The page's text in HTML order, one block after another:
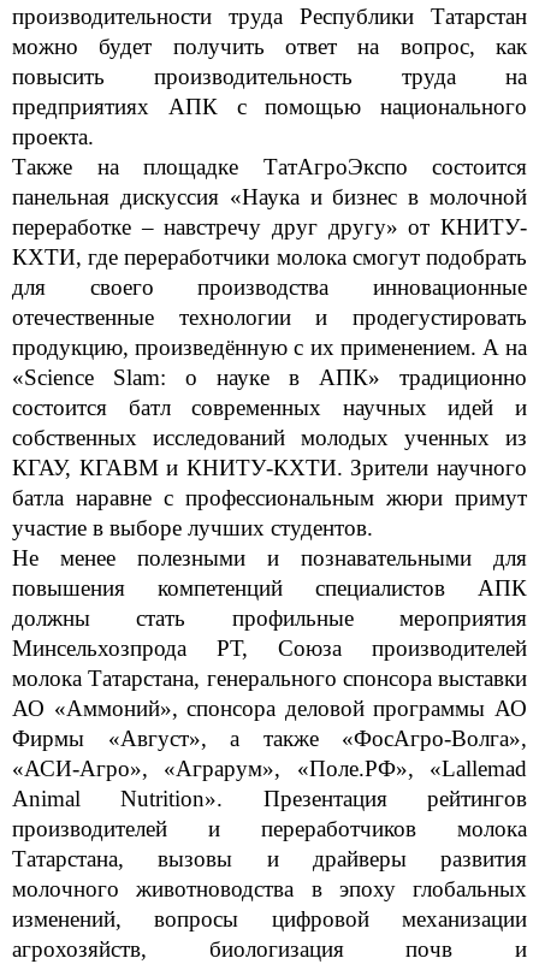
производительности труда Республики Татарстан
можно будет получить ответ на вопрос, как
повысить производительность труда на
предприятиях АПК с помощью национального
проекта.
Также на площадке ТатАгроЭкспо состоится
панельная дискуссия «Наука и бизнес в молочной
переработке – навстречу друг другу» от КНИТУ-
КХТИ, где переработчики молока смогут подобрать
для своего производства инновационные
отечественные технологии и продегустировать
продукцию, произведённую с их применением. А на
«Science Slam: о науке в АПК» традиционно
состоится батл современных научных идей и
собственных исследований молодых ученных из
КГАУ, КГАВМ и КНИТУ-КХТИ. Зрители научного
батла наравне с профессиональным жюри примут
участие в выборе лучших студентов.
Не менее полезными и познавательными для
повышения компетенций специалистов АПК
должны стать профильные мероприятия
Минсельхозпрода РТ, Союза производителей
молока Татарстана, генерального спонсора выставки
АО «Аммоний», спонсора деловой программы АО
Фирмы «Август», а также «ФосАгро-Волга»,
«АСИ-Агро», «Аграрум», «Поле.РФ», «Lallemad
Animal Nutrition». Презентация рейтингов
производителей и переработчиков молока
Татарстана, вызовы и драйверы развития
молочного животноводства в эпоху глобальных
изменений, вопросы цифровой механизации
агрохозяйств, биологизация почв и